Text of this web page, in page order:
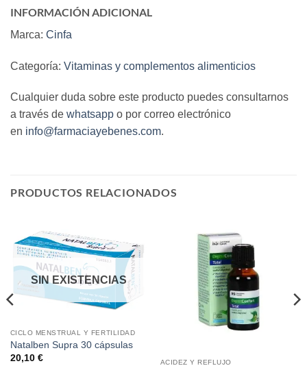
INFORMACIÓN ADICIONAL
Marca: Cinfa
Categoría: Vitaminas y complementos alimenticios
Cualquier duda sobre este producto puedes consultarnos
a través de whatsapp o por correo electrónico
en info@farmaciayebenes.com.
PRODUCTOS RELACIONADOS
SIN EXISTENCIAS
CICLO MENSTRUAL Y FERTILIDAD
Natalben Supra 30 cápsulas
20,10 € ACIDEZ Y REFLUJO